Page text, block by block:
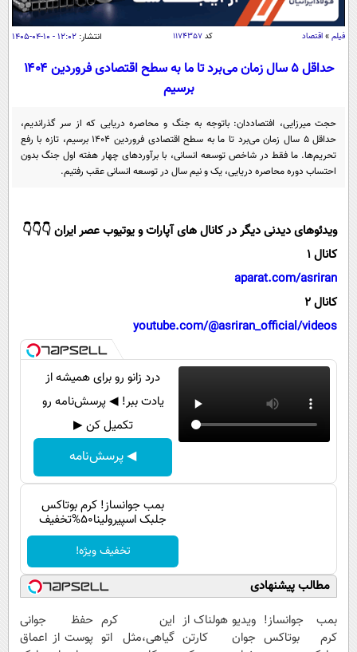
سیاسی
اقتصاد
خودرو
جامعه
اجتماعی
حوادث
سلامت
یک برش دانایی
سفر و تفریح
ورزشی
بین الملل
سیاست خارجی
فرهنگ و هنر
علم و دانش
علمی
گوناگون
سرگرمی
محیط زیست
فرهنگی
بین الملل
اجتماعی
حیات وحش
داستان کوتاه
پیامک
فیلم » اقتصاد کد۱۱۷۴۳۵۷ انتشار: ۱۲:۰۲ - ۱۰-۰۴-۱۴۰۵
حداقل ۵ سال زمان می‌برد تا ما به سطح اقتصادی فروردین ۱۴۰۴
برسیم
حجت میرزایی، افتصاددان: باتوجه به جنگ و محاصره دریایی که از سر گذراندیم،
حداقل ۵ سال زمان می‌برد تا ما به سطح اقتصادی فروردین ۱۴۰۴ برسیم، تازه با رفع
تحریم‌ها. ما فقط در شاخص توسعه انسانی، با برآورد‌های چهار هفته اول جنگ بدون
احتساب دوره محاصره دریایی، یک و نیم سال در توسعه انسانی عقب رفتیم.
ویدئوهای دیدنی دیگر در کانال های آپارات و یوتیوب عصر ایران 👇👇👇
کانال 1
aparat.com/asriran
کانال 2
youtube.com/@asriran_official/videos
درد زانو رو برای همیشه از
یادت ببر! ◀ پرسش‌نامه رو
تکمیل کن ▶
◀ پرسش‌نامه
بمب جوانساز! کرم بوتاکس
جلبک اسپیرولینا50%تخفیف
تخفیف ویژه!
مطالب پیشنهادی
بمب جوانساز!
کرم بوتاکس
ویدیو هولناک از
جوان کارتن
این کرم
گیاهی،مثل اتو
حفظ جوانی
پوست از اعماق